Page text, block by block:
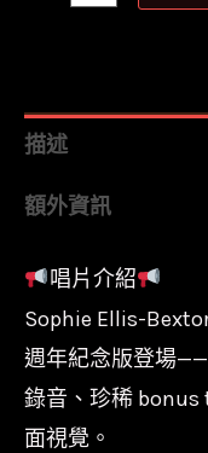
透
亮
彩
膠
2LP】
Sophie
Ellis-
描述
額外資訊
唱片介紹
Sophie Ellis-
週年紀念版登場
錄音、珍稀
面視覺。